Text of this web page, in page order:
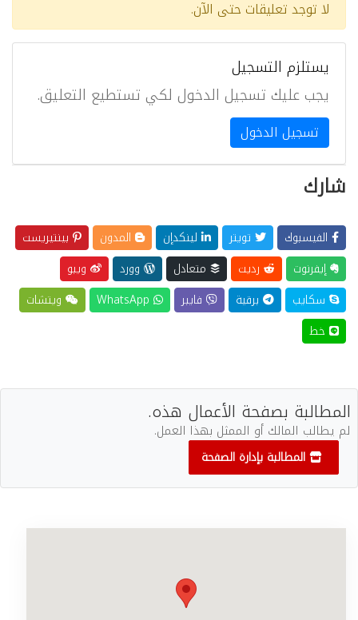
لا توجد تعليقات حتى الآن.
يستلزم التسجيل
يجب عليك تسجيل الدخول لكي تستطيع التعليق.
تسجيل الدخول
شارك
الفيسبوك تويتر لينكدإن المدون
بينتيريست
إيفرنوت
رديت متعادل وورد
ويبو
سكايب
برقية فايبر
ويتشات
خط
المطالبة بصفحة الأعمال هذه.
لم يطالب المالك أو الممثل بهذا العمل.
المطالبة بإدارة الصفحة